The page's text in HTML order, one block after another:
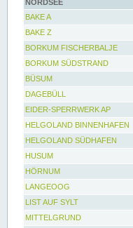
NORDSEE
BAKE A
BAKE Z
BORKUM FISCHERBALJE
BORKUM SÜDSTRAND
BÜSUM
DAGEBÜLL
EIDER-SPERRWERK AP
HELGOLAND BINNENHAFEN
HELGOLAND SÜDHAFEN
HUSUM
HÖRNUM
LANGEOOG
LIST AUF SYLT
MITTELGRUND